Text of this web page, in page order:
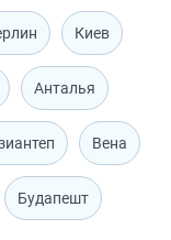
Киев
Анталья
Вена
Будапешт